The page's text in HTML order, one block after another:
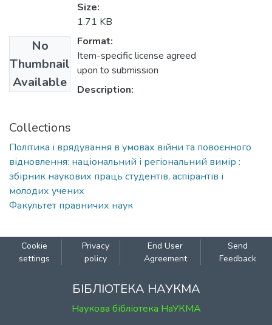
No
Thumbnail
Available
Size:
1.71 KB
Format:
Item-specific license agreed
upon to submission
Description:
Collections
Політика і врядування в умовах війни та повоєнного
відновлення: національний і регіональний вимір :
збірник наукових праць студентів, аспірантів і
молодих учених
Факультет правничих наук
Cookie
settings
Privacy
policy
End User
Agreement
Send
Feedback
БІБЛІОТЕКА НАУКМА
Наукова бібліотека НаУКМА